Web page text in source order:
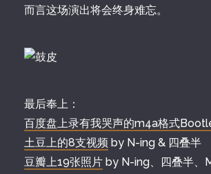
而言这场演出将会终身难忘。
最后奉上：
百度盘上录有我哭声的m4a格式
土豆上的8支视频 by N-ing & 四叠半
豆瓣上19张照片 by N-ing、四叠半、